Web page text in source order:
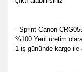
- Sprint Canon
%100 Yeni üretim
1 iş gününde kargo